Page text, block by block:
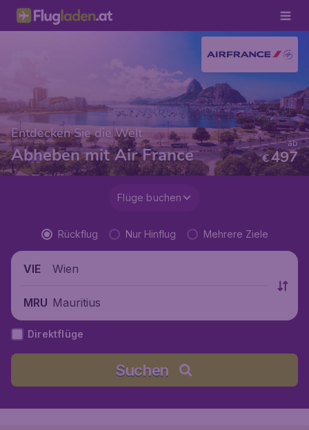
Entdecken Sie die Welt
Abheben mit Air France €497
ab
Flüge buchen
Rückflug Nur Hinflug Mehrere Ziele
VIE Wien
MRU Mauritius
Direktflüge
Suchen